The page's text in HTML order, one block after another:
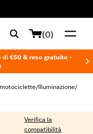
(0)
€50 & reso gratuito -
/Illuminazione/
Verifica la
compatibilità